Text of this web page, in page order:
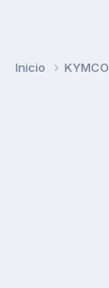
Inicio KYMCO